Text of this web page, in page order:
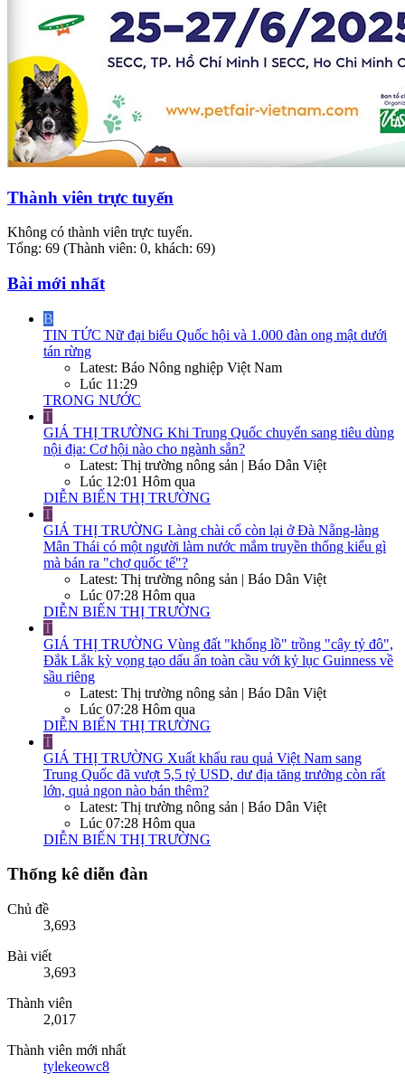
Thành viên trực tuyến
Không có thành viên trực tuyến.
Tổng: 69 (Thành viên: 0, khách: 69)
Bài mới nhất
B
TIN TỨC Nữ đại biểu Quốc hội và 1.000 đàn ong mật dưới
tán rừng
Latest: Báo Nông nghiệp Việt Nam
Lúc 11:29
TRONG NƯỚC
T
GIÁ THỊ TRƯỜNG Khi Trung Quốc chuyển sang tiêu dùng
nội địa: Cơ hội nào cho ngành sắn?
Latest: Thị trường nông sản | Báo Dân Việt
Lúc 12:01 Hôm qua
DIỄN BIẾN THỊ TRƯỜNG
T
GIÁ THỊ TRƯỜNG Làng chài cổ còn lại ở Đà Nẵng-làng
Mân Thái có một người làm nước mắm truyền thống kiểu gì
mà bán ra "chợ quốc tế"?
Latest: Thị trường nông sản | Báo Dân Việt
Lúc 07:28 Hôm qua
DIỄN BIẾN THỊ TRƯỜNG
T
GIÁ THỊ TRƯỜNG Vùng đất "khổng lồ" trồng "cây tỷ đô",
Đắk Lắk kỳ vọng tạo dấu ấn toàn cầu với kỷ lục Guinness về
sầu riêng
Latest: Thị trường nông sản | Báo Dân Việt
Lúc 07:28 Hôm qua
DIỄN BIẾN THỊ TRƯỜNG
T
GIÁ THỊ TRƯỜNG Xuất khẩu rau quả Việt Nam sang
Trung Quốc đã vượt 5,5 tỷ USD, dư địa tăng trưởng còn rất
lớn, quả ngon nào bán thêm?
Latest: Thị trường nông sản | Báo Dân Việt
Lúc 07:28 Hôm qua
DIỄN BIẾN THỊ TRƯỜNG
Thống kê diễn đàn
Chủ đề
3,693
Bài viết
3,693
Thành viên
2,017
Thành viên mới nhất
tylekeowc8